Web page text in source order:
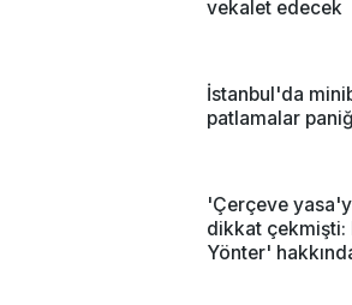
vekalet edecek
İstanbul'da
patlamalar
'Çerçeve
dikkat çekmişti:
Yönter'